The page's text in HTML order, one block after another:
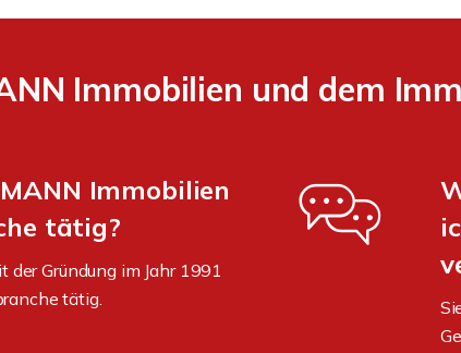
Immobilien und dem
Immobilien
tätig?
Gründung im Jahr 1991
tätig.